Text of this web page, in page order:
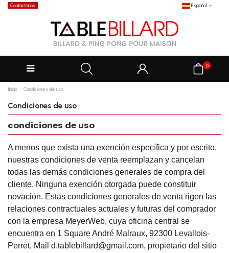
Contáctenos Español
0
Inicio Condiciones de uso
Condiciones de uso
condiciones de uso
A menos que exista una exención específica y por escrito,
nuestras condiciones de venta reemplazan y cancelan
todas las demás condiciones generales de compra del
cliente. Ninguna exención otorgada puede constituir
novación. Estas condiciones generales de venta rigen las
relaciones contractuales actuales y futuras del comprador
con la empresa MeyerWeb, cuya oficina central se
encuentra en 1 Square André Malraux, 92300 Levallois-
Perret, Mail d.tablebillard@gmail.com, propietario del sitio